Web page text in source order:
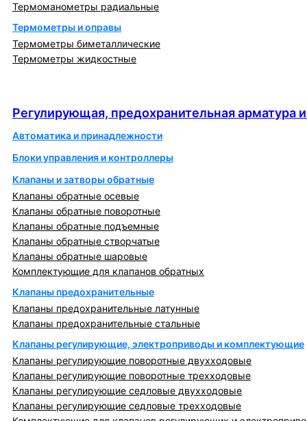
Термоманометры радиальные
Термометры и оправы
Термометры биметаллические
Термометры жидкостные
Регулирующая, предохранительная арматура
Автоматика и принадлежности
Блоки управления и контроллеры
Клапаны и затворы обратные
Клапаны обратные осевые
Клапаны обратные поворотные
Клапаны обратные подъемные
Клапаны обратные створчатые
Клапаны обратные шаровые
Комплектующие для клапанов обратных
Клапаны предохранительные
Клапаны предохранительные латунные
Клапаны предохранительные стальные
Клапаны регулирующие, электроприводы и комплектующие
Клапаны регулирующие поворотные двухходовые
Клапаны регулирующие поворотные трехходовые
Клапаны регулирующие седловые двухходовые
Клапаны регулирующие седловые трехходовые